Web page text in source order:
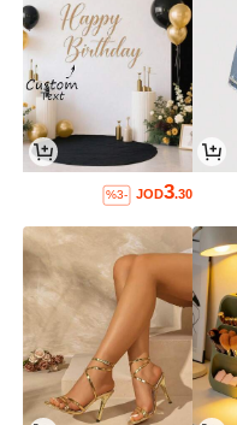
JOD3.30
%3-